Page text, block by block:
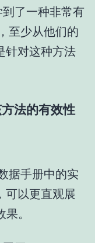
了一种非常有
至少从他们的
针对这种方法
法的有效性
据手册中的实
可以更直观展
。